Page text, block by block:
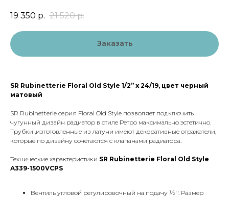
19 350 р. 21 520 р.
Заказать
SR Rubinetterie Floral Old Style 1/2” x 24/19, цвет черный
матовый
SR Rubinetterie серия Floral Old Style позволяет подключить
чугунный дизайн радиатор в стиле Ретро максимально эстетично.
Трубки ,изготовленные из латуни имеют декоративные отражатели,
которые по дизайну сочетаются с клапанами радиатора.
Технические характеристики SR Rubinetterie Floral Old Style
A339-1500VCPS
Вентиль угловой регулировочный на подачу ½''. Размер